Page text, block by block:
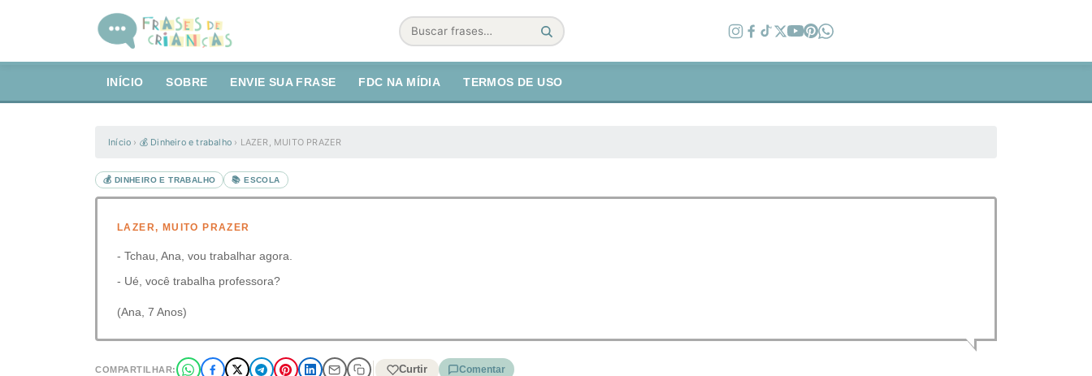
Buscar
INÍCIO SOBRE ENVIE SUA FRASE FDC NA MÍDIA TERMOS DE USO
Início › 💰 Dinheiro e trabalho › LAZER, MUITO PRAZER
💰 DINHEIRO E TRABALHO 📚 ESCOLA
LAZER, MUITO PRAZER
- Tchau, Ana, vou trabalhar agora.
- Ué, você trabalha professora?
(Ana, 7 Anos)
COMPARTILHAR: Curtir Comentar